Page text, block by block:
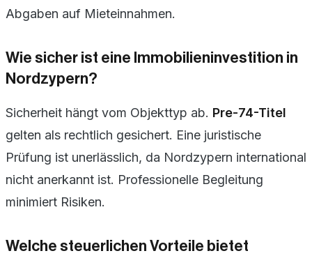
Abgaben auf Mieteinnahmen.
Wie sicher ist eine Immobilieninvestition in
Nordzypern?
Sicherheit hängt vom Objekttyp ab. Pre-74-Titel
gelten als rechtlich gesichert. Eine juristische
Prüfung ist unerlässlich, da Nordzypern international
nicht anerkannt ist. Professionelle Begleitung
minimiert Risiken.
Welche steuerlichen Vorteile bietet